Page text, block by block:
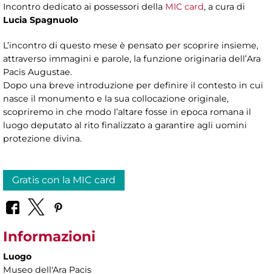
Incontro dedicato ai possessori della MIC card, a cura di
Lucia Spagnuolo
L’incontro di questo mese è pensato per scoprire insieme,
attraverso immagini e parole, la funzione originaria dell’Ara
Pacis Augustae.
Dopo una breve introduzione per definire il contesto in cui
nasce il monumento e la sua collocazione originale,
scopriremo in che modo l’altare fosse in epoca romana il
luogo deputato al rito finalizzato a garantire agli uomini
protezione divina.
Gratis con la MIC card
Informazioni
Luogo
Museo dell'Ara Pacis